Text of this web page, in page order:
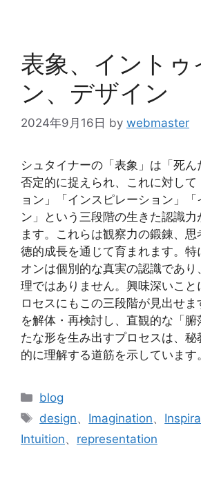
表象、イントゥ
ン、デザイン
2024年9月16日 by webmaster
シュタイナーの「表象」は「死ん
否定的に捉えられ、これに対して
ョン」「インスピレーション」「
ン」という三段階の生きた認識力
ます。これらは観察力の鍛錬、
徳的成長を通じて育まれます。特
オンは個別的な真実の認識であ
理ではありません。興味深いこと
ロセスにもこの三段階が見出せ
を解体・再検討し、直観的な「
たな形を生み出すプロセスは、秘
的に理解する道筋を示しています。
カ
テ
リ
blog
タ
グ
design、 Imagination、
Intuition、 representation